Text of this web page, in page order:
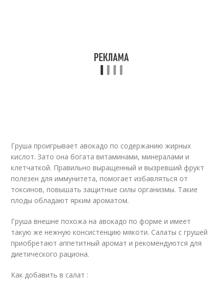
Груша проигрывает авокадо по содержанию жирных
кислот. Зато она богата витаминами, минералами и
клетчаткой. Правильно выращенный и вызревший фрукт
полезен для иммунитета, помогает избавляться от
токсинов, повышать защитные силы организмы. Такие
плоды обладают ярким ароматом.
Груша внешне похожа на авокадо по форме и имеет
такую же нежную консистенцию мякоти. Салаты с грушей
приобретают аппетитный аромат и рекомендуются для
диетического рациона.
Как добавить в салат :